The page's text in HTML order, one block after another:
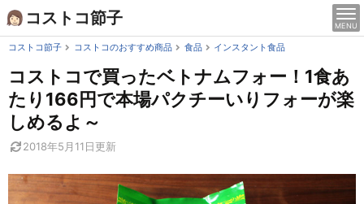
Skip
to
content
コストコ節子 MENU
コストコ節子 コストコのおすすめ商品 食品 インスタント食品
コストコで買ったベトナムフォー！1食あ
たり166円で本場パクチーいりフォーが楽
しめるよ～
2018年5月11日更新